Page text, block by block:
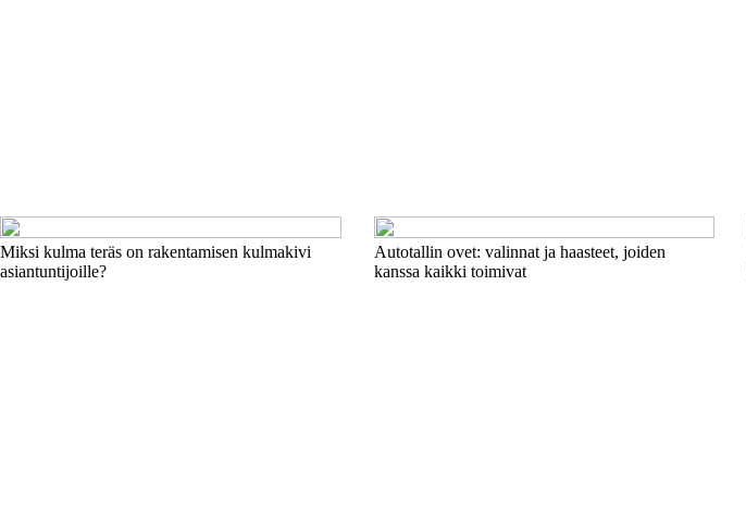
Miksi kulma teräs on rakentamisen kulmakivi
asiantuntijoille?
Autotallin ovet: valinnat ja haasteet, joiden
kanssa kaikki toimivat